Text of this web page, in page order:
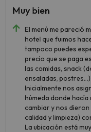
El menú me pareció
hotel que fuimos
tampoco puedes
precio que se paga
las comidas, snack
ensaladas,
Inicialmente nos
húmeda donde
cambiar y nos dieron
calidad y limpieza)
La ubicación está
Muy bien